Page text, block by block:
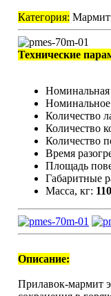
Категория:
Технические
Номинальная
Количество
Количество
Количество
Время
Площадь
Габаритные
Масса, кг: 110
Описание:
Прилавок-мармит